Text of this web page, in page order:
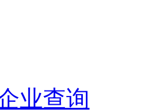
业查询